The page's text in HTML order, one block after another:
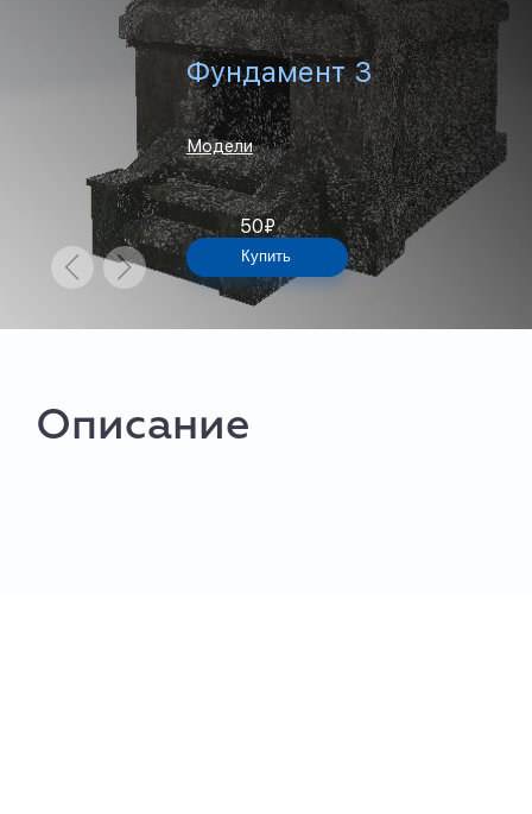
Фундамент 3
Модели
50₽
Купить
Описание